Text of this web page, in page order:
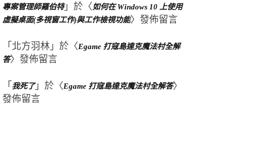
專案管理師羅伯特」於〈 如何在 Windows 10 上使用
虛擬桌面(多視窗工作)與工作檢視功能〉發佈留言
「 北方羽林 」於〈Egame 打寇島達克魔法村全解
答〉發佈留言
「 我死了」於〈Egame 打寇島達克魔法村全解答〉
發佈留言